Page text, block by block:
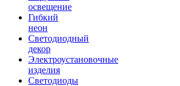
освещение
Гибкий
неон
Светодиодный
декор
Электроустановочные
изделия
Светодиоды